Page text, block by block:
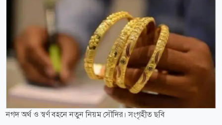
নগদ অর্থ ও স্বর্ণ বহনে নতুন নিয়ম সৌদির। সংগৃহীত ছবি